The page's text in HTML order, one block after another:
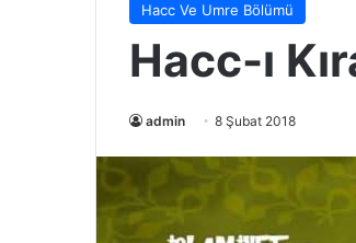
Hacc Ve Umre Bölümü
Hacc-ı
admin 8 Şubat 2018